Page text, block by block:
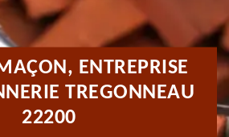
ENTREPRISE
TREGONNEAU
22200